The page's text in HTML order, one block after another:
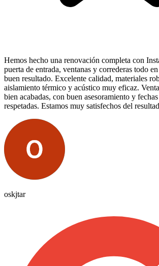
Hemos hecho una renovación completa con
puerta de entrada, ventanas y correderas todo
buen resultado. Excelente calidad, materiales
aislamiento térmico y acústico muy eficaz.
bien acabadas, con buen asesoramiento y
respetadas. Estamos muy satisfechos del
oskjtar